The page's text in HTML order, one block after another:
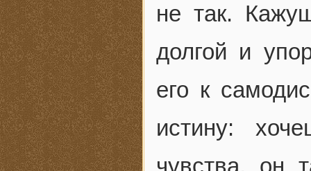
не так.
долгой и
его к
истину:
чувства, он